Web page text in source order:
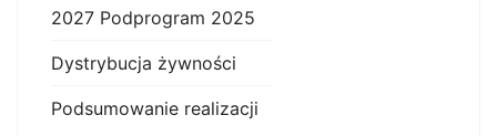
2027 Podprogram 2025
Dystrybucja żywności
Podsumowanie realizacji